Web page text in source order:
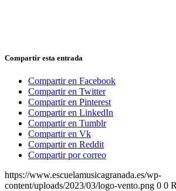
Compartir esta entrada
Compartir en Facebook
Compartir en Twitter
Compartir en Pinterest
Compartir en LinkedIn
Compartir en Tumblr
Compartir en Vk
Compartir en Reddit
Compartir por correo
https://www.escuelamusicagranada.es/wp-
content/uploads/2023/03/logo-vento.png 0 0